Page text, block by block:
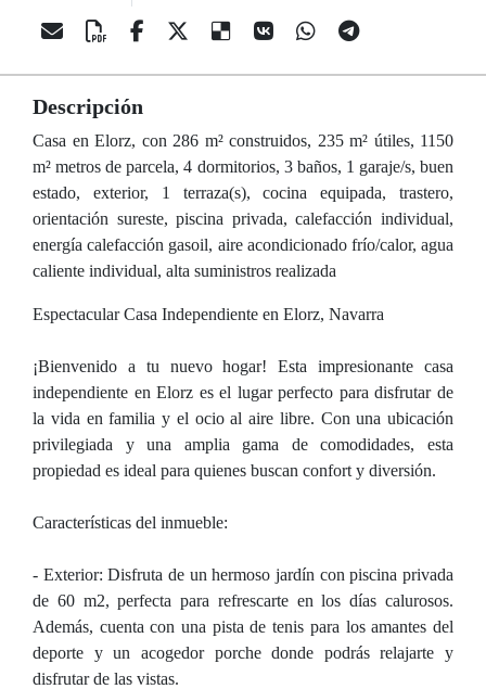
Descripción
Casa en Elorz, con 286 m² construidos, 235 m² útiles, 1150
m² metros de parcela, 4 dormitorios, 3 baños, 1 garaje/s, buen
estado, exterior, 1 terraza(s), cocina equipada, trastero,
orientación sureste, piscina privada, calefacción individual,
energía calefacción gasoil, aire acondicionado frío/calor, agua
caliente individual, alta suministros realizada
Espectacular Casa Independiente en Elorz, Navarra
¡Bienvenido a tu nuevo hogar! Esta impresionante casa
independiente en Elorz es el lugar perfecto para disfrutar de
la vida en familia y el ocio al aire libre. Con una ubicación
privilegiada y una amplia gama de comodidades, esta
propiedad es ideal para quienes buscan confort y diversión.
Características del inmueble:
- Exterior: Disfruta de un hermoso jardín con piscina privada
de 60 m2, perfecta para refrescarte en los días calurosos.
Además, cuenta con una pista de tenis para los amantes del
deporte y un acogedor porche donde podrás relajarte y
disfrutar de las vistas.